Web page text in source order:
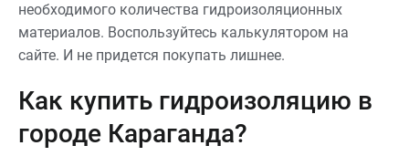
необходимого количества гидроизоляционных
материалов. Воспользуйтесь калькулятором на
сайте. И не придется покупать лишнее.
Как купить гидроизоляцию в
городе Караганда?